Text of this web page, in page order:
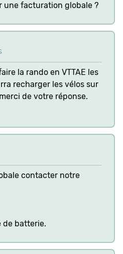
une facturation globale ?
la rando en VTTAE les
recharger les vélos sur
de votre réponse.
contacter notre
de batterie.